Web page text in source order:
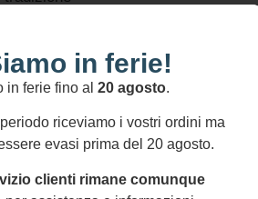
moderni.
Argento 925
Cammeo in
Pasta di
Si
resi
14
in ferie!
in ferie fino al 20 agosto.
riceviamo i vostri ordini ma
evasi prima del 20 agosto.
clienti rimane comunque